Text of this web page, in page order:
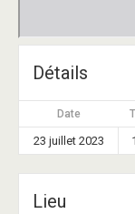
Détails
Date
23 juillet 2023
Lieu